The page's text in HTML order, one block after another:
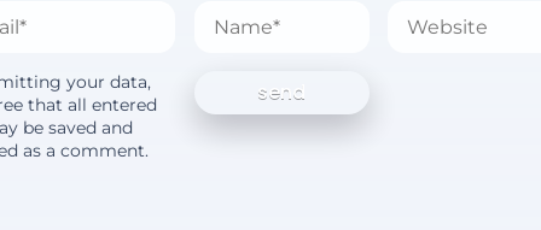
your data,
that all entered
be saved and
as a comment.